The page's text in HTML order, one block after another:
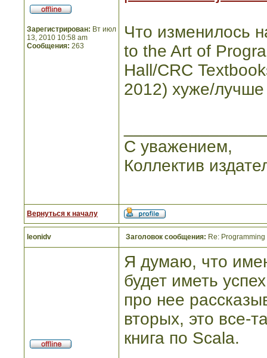
Зарегистрирован: Вт июл
13, 2010 10:58 am
Сообщения: 263
Что изменилось
to the Art of
Hall/CRC
2012) хуже/
С уважением,
Коллектив
Вернуться к началу
leonidv Заголовок сообщения: Re:
Я думаю, что
будет иметь
про нее
вторых, это все-
книга по Scala.